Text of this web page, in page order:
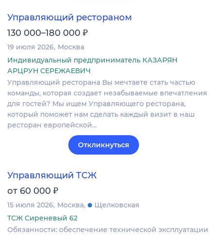
Управляющий рестораном
130 000–180 000 ₽
19 июля 2026 Москва
Индивидуальный предприниматель КАЗАРЯН
АРЦРУН СЕРЕЖАЕВИЧ
Управляющий ресторана Вы мечтаете стать частью
команды, которая создает незабываемые впечатления
для гостей? Мы ищем Управляющего ресторана,
который поможет нам сделать каждый визит в наш
ресторан европейской…
Откликнуться
Управляющий ТСЖ
от 60 000 ₽
15 июля 2026 Москва
Щелковская
ТСЖ Сиреневый 62
Обязанности: обеспечение технической эксплуатации